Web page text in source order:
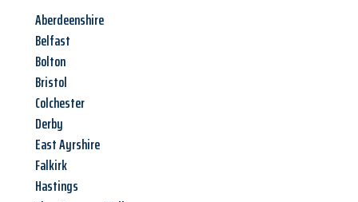
Aberdeenshire
Belfast
Bolton
Bristol
Colchester
Derby
East Ayrshire
Falkirk
Hastings